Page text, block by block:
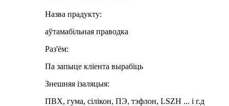
Назва прадукту:
аўтамабільная праводка
Раз'ём:
Па запыце кліента вырабіць
Знешняя ізаляцыя:
ПВХ, гума, сілікон, ПЭ, тэфлон, LSZH ... і г.д